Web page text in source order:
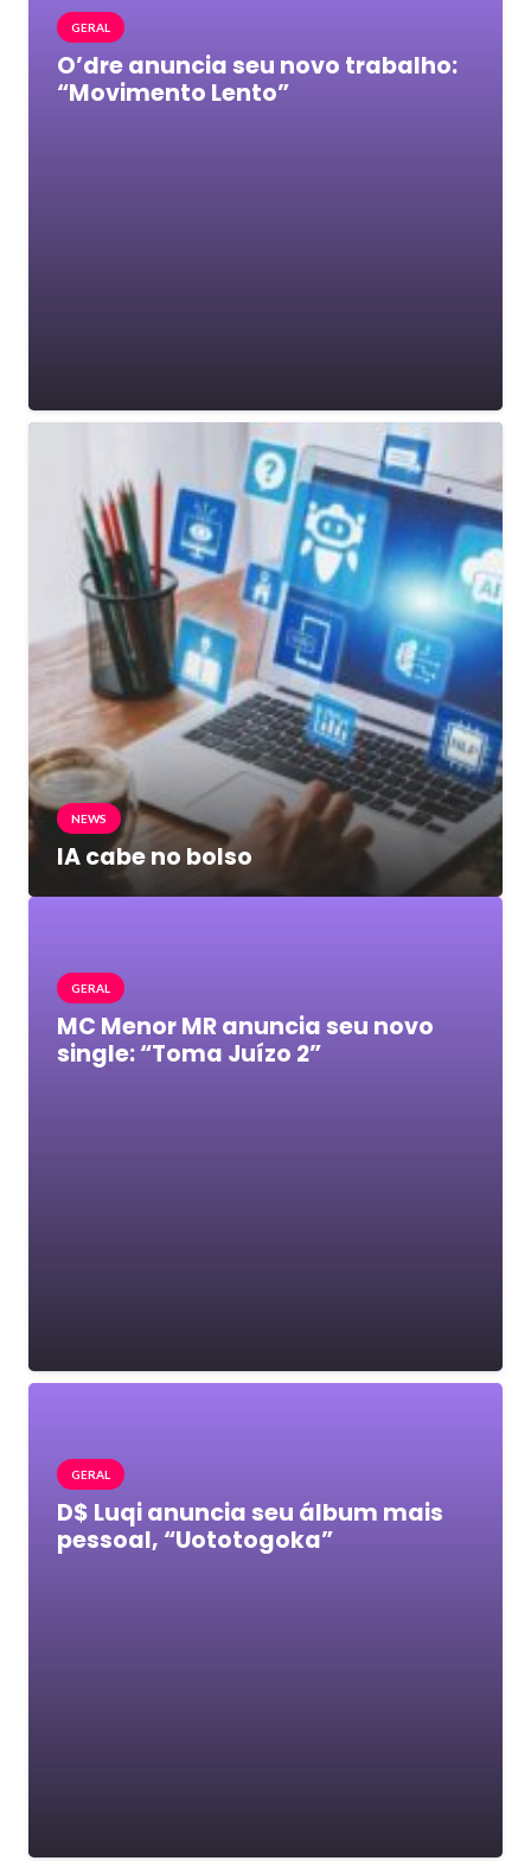
GERAL
O’dre anuncia seu novo trabalho:
“Movimento Lento”
NEWS
IA cabe no bolso
GERAL
MC Menor MR anuncia seu novo
single: “Toma Juízo 2”
GERAL
D$ Luqi anuncia seu álbum mais
pessoal, “Uototogoka”